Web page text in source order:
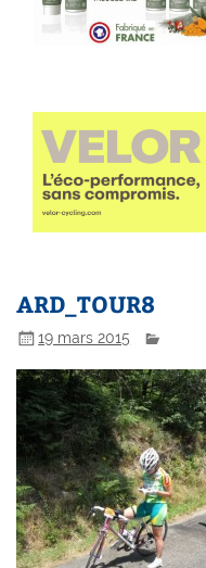
ARD_TOUR8
19 mars 2015